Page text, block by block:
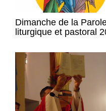
Dimanche de la
liturgique et pastoral